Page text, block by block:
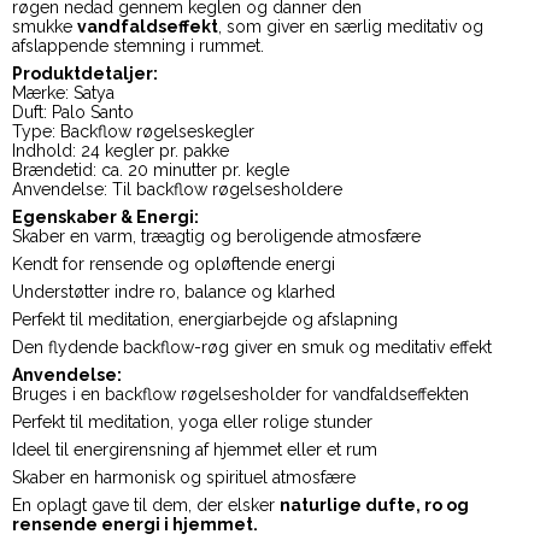
røgen nedad gennem keglen og danner den
smukke vandfaldseffekt , som giver en særlig meditativ og
afslappende stemning i rummet.
Produktdetaljer:
Mærke: Satya
Duft: Palo Santo
Type: Backflow røgelseskegler
Indhold: 24 kegler pr. pakke
Brændetid: ca. 20 minutter pr. kegle
Anvendelse: Til backflow røgelsesholdere
Egenskaber & Energi:
Skaber en varm, træagtig og beroligende atmosfære
Kendt for rensende og opløftende energi
Understøtter indre ro, balance og klarhed
Perfekt til meditation, energiarbejde og afslapning
Den flydende backflow-røg giver en smuk og meditativ effekt
Anvendelse:
Bruges i en backflow røgelsesholder for vandfaldseffekten
Perfekt til meditation, yoga eller rolige stunder
Ideel til energirensning af hjemmet eller et rum
Skaber en harmonisk og spirituel atmosfære
En oplagt gave til dem, der elsker naturlige dufte, ro og
rensende energi i hjemmet.